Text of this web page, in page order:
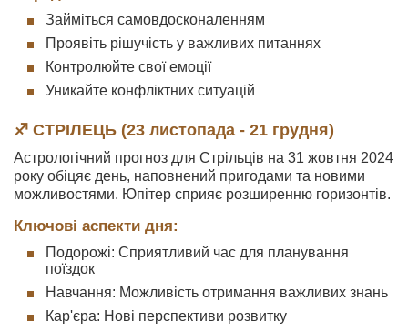
Займіться самовдосконаленням
Проявіть рішучість у важливих питаннях
Контролюйте свої емоції
Уникайте конфліктних ситуацій
♐ СТРІЛЕЦЬ (23 листопада - 21 грудня)
Астрологічний прогноз для Стрільців на 31 жовтня 2024
року обіцяє день, наповнений пригодами та новими
можливостями. Юпітер сприяє розширенню горизонтів.
Ключові аспекти дня:
Подорожі: Сприятливий час для планування
поїздок
Навчання: Можливість отримання важливих знань
Кар'єра: Нові перспективи розвитку